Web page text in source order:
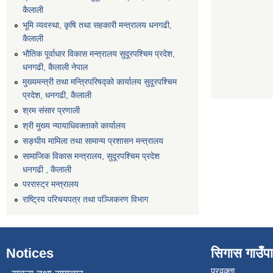
कैलाली
भूमि व्यवस्था, कृषि तथा सहकारी मन्त्रालय धनगढी,
कैलाली
भौतिक पूर्वाधार विकास मन्त्रालय सुदूरपश्चिम प्रदेश,
धनगढी, कैलाली नेपाल
मुख्यमन्त्री तथा मन्त्रिपरिषद्को कार्यालय सुदूरपश्चिम
प्रदेश, धनगढी, कैलाली
श्रम संसार प्रणाली
श्री मुख्य न्यायाधिवक्ताको कार्यालय
सङ्‍घीय मामिला तथा सामान्य प्रशासन मन्त्रालय
सामाजिक विकास मन्त्रालय, सुदूरपश्चिम प्रदेश
धनगढी , कैलाली
पररास्ट्र मन्त्रालय
राष्ट्रिय परिचयपत्र तथा पञ्जिकरण विभाग
Notices सिगास